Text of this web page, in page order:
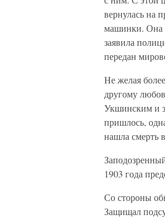
вернулась на
машинки. Она
заявила
передан
Не желая
другому
Укшинским и
пришлось,
нашла смерть
1903 года
Со стороны
Защищал